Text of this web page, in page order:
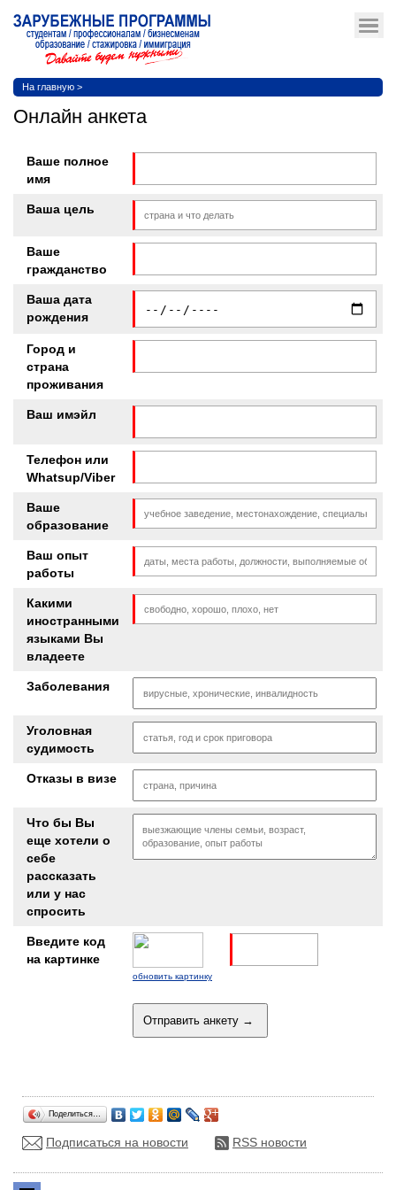
На главную >
Онлайн анкета
Ваше полное
имя
Ваша цель
Ваше
гражданство
Ваша дата
рождения
Город и
страна
проживания
Ваш имэйл
Телефон или
Whatsup/Viber
Ваше
образование
Ваш опыт
работы
Какими
иностранными
языками Вы
владеете
Заболевания
Уголовная
судимость
Отказы в визе
Что бы Вы
еще хотели о
себе
рассказать
или у нас
спросить
Введите код
на картинке
обновить картинку
Поделиться…
Подписаться на новости RSS новости